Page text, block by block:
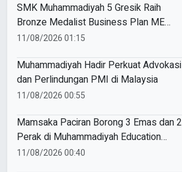
SMK Muhammadiyah 5 Gresik Raih
Bronze Medalist Business Plan ME
Awards 2026
11/08/2026 01:15
Muhammadiyah Hadir Perkuat Advokasi
dan Perlindungan PMI di Malaysia
11/08/2026 00:55
Mamsaka Paciran Borong 3 Emas dan 2
Perak di Muhammadiyah Education
Awards 2026
11/08/2026 00:40